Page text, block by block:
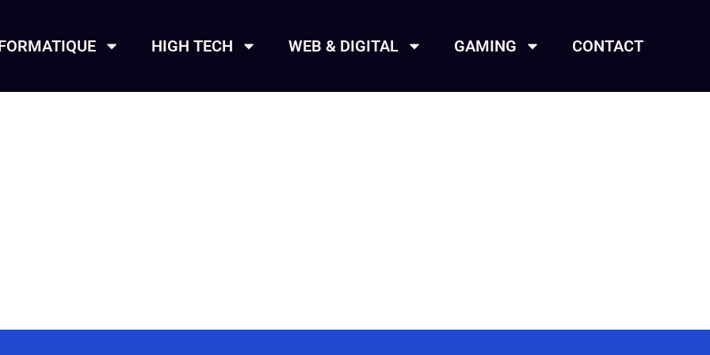
HIGH TECH WEB & DIGITAL GAMING CONTACT